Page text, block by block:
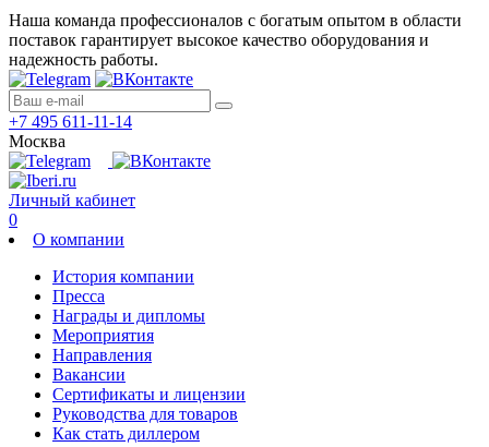
Наша команда профессионалов с богатым опытом в области
поставок гарантирует высокое качество оборудования и
надежность работы.
+7 495 611-11-14
Москва
Личный кабинет
0
О компании
История компании
Пресса
Награды и дипломы
Мероприятия
Направления
Вакансии
Сертификаты и лицензии
Руководства для товаров
Как стать диллером